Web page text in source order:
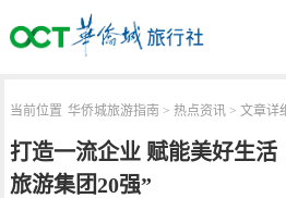
当前位置 华侨城旅游指南 > 热点资讯> 文章详
打造一流企业 赋能美好生活
旅游集团20强”